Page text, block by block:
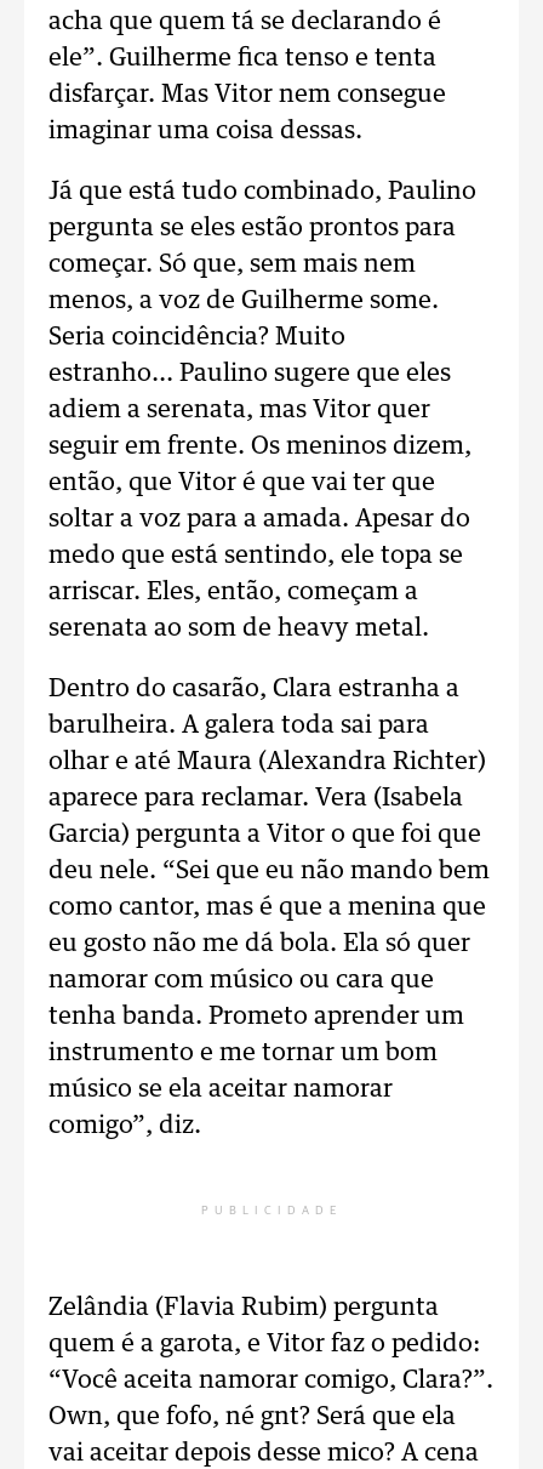
acha que quem tá se declarando é
ele”. Guilherme fica tenso e tenta
disfarçar. Mas Vitor nem consegue
imaginar uma coisa dessas.
Já que está tudo combinado, Paulino
pergunta se eles estão prontos para
começar. Só que, sem mais nem
menos, a voz de Guilherme some.
Seria coincidência? Muito
estranho... Paulino sugere que eles
adiem a serenata, mas Vitor quer
seguir em frente. Os meninos dizem,
então, que Vitor é que vai ter que
soltar a voz para a amada. Apesar do
medo que está sentindo, ele topa se
arriscar. Eles, então, começam a
serenata ao som de heavy metal.
Dentro do casarão, Clara estranha a
barulheira. A galera toda sai para
olhar e até Maura (Alexandra Richter)
aparece para reclamar. Vera (Isabela
Garcia) pergunta a Vitor o que foi que
deu nele. “Sei que eu não mando bem
como cantor, mas é que a menina que
eu gosto não me dá bola. Ela só quer
namorar com músico ou cara que
tenha banda. Prometo aprender um
instrumento e me tornar um bom
músico se ela aceitar namorar
comigo”, diz.
PUBLICIDADE
Zelândia (Flavia Rubim) pergunta
quem é a garota, e Vitor faz o pedido:
“Você aceita namorar comigo, Clara?”.
Own, que fofo, né gnt? Será que ela
vai aceitar depois desse mico? A cena